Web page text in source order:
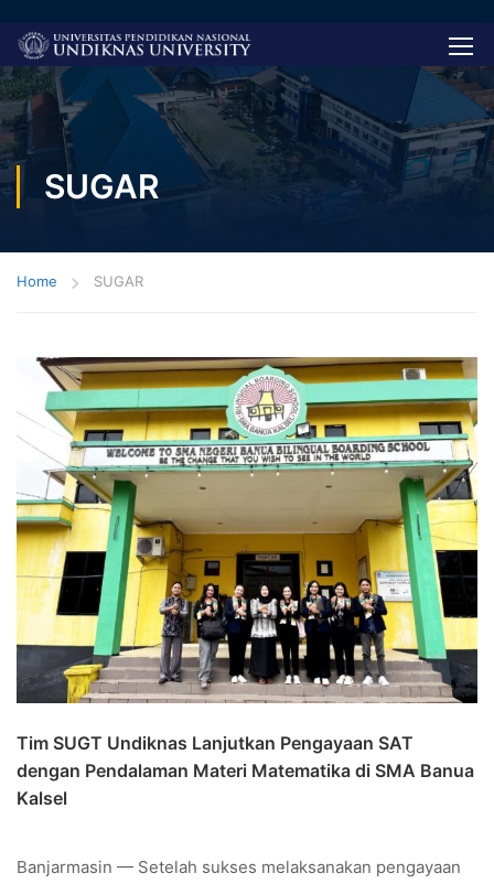
SUGAR
Home SUGAR
Tim SUGT Undiknas Lanjutkan Pengayaan SAT
dengan Pendalaman Materi Matematika di SMA Banua
Kalsel
Banjarmasin — Setelah sukses melaksanakan pengayaan